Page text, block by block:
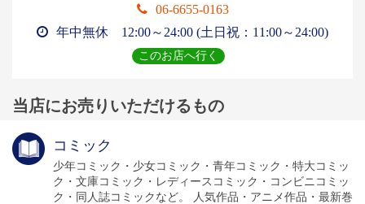
◆生写真（公式写真）
◆ポストカード
◆ライブ/コンサートパンフレット
06-6655-0163
年中無休 12:00～24:00 (土日祝：11:00～24:00)
このお店へ行く
当店にお売りいただけるもの
コミック
少年コミック・少女コミック・青年コミック・特大コミッ
ク・文庫コミック・レディースコミック・コンビニコミッ
ク・同人誌コミックなど。 人気作品・アニメ作品・最新巻